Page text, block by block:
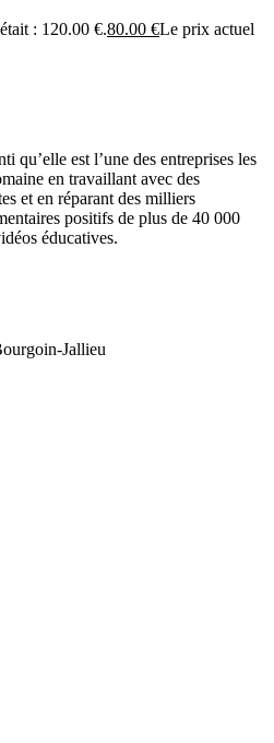
: 120.00 €.80.00 €Le prix actuel
qu’elle est l’une des entreprises les
en travaillant avec des
et en réparant des milliers
positifs de plus de 40 000
éducatives.
Jallieu